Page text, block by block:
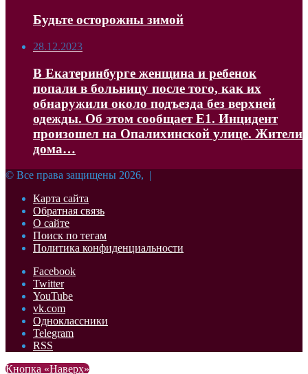
Будьте осторожны зимой
28.12.2023
В Екатеринбурге женщина и ребенок
попали в больницу после того, как их
обнаружили около подъезда без верхней
одежды. Об этом сообщает Е1. Инцидент
произошел на Опалихинской улице. Жители
дома…
© Все права защищены 2026, |
Карта сайта
Обратная связь
О сайте
Поиск по тегам
Политика конфиденциальности
Facebook
Twitter
YouTube
vk.com
Одноклассники
Telegram
RSS
Кнопка «Наверх»